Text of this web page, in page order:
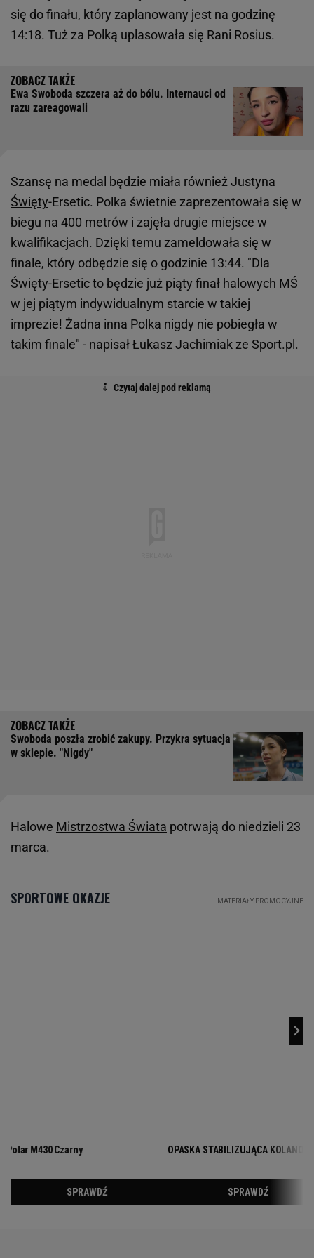
się do finału, który zaplanowany jest na godzinę
14:18. Tuż za Polką uplasowała się Rani Rosius.
Ewa Swoboda szczera aż do bólu. Internauci od
razu zareagowali
Szansę na medal będzie miała równieżJustyna
Święty-Ersetic. Polka świetnie zaprezentowała się w
biegu na 400 metrów i zajęła drugie miejsce w
kwalifikacjach. Dzięki temu zameldowała się w
finale, który odbędzie się o godzinie 13:44. "Dla
Święty-Ersetic to będzie już piąty finał halowych MŚ
w jej piątym indywidualnym starcie w takiej
imprezie! Żadna inna Polka nigdy nie pobiegła w
takim finale" - napisał Łukasz Jachimiak ze Sport.pl.
Swoboda poszła zrobić zakupy. Przykra sytuacja
w sklepie. "Nigdy"
Halowe Mistrzostwa Świata potrwają do niedzieli 23
marca.